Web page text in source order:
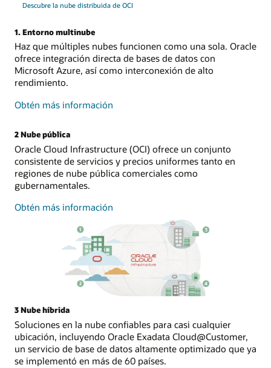
Descubre la nube distribuida de OCI
1. Entorno multinube
Haz que múltiples nubes funcionen como una sola. Oracle
ofrece integración directa de bases de datos con
Microsoft Azure, así como interconexión de alto
rendimiento.
Obtén más información
2 Nube pública
Oracle Cloud Infrastructure (OCI) ofrece un conjunto
consistente de servicios y precios uniformes tanto en
regiones de nube pública comerciales como
gubernamentales.
Obtén más información
pública
3 Nube híbrida
Soluciones en la nube confiables para casi cualquier
ubicación, incluyendo Oracle Exadata Cloud@Customer,
un servicio de base de datos altamente optimizado que ya
se implementó en más de 60 países.